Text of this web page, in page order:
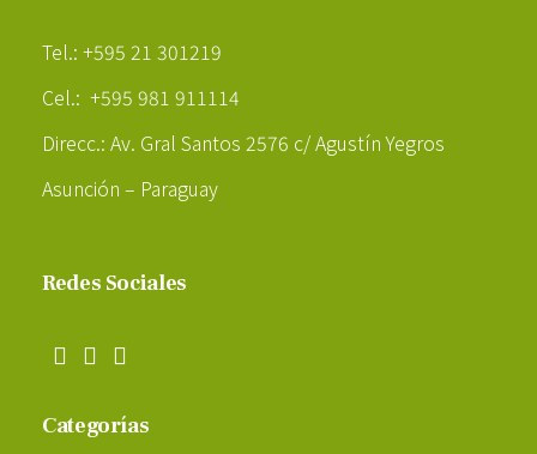
Tel.: +595 21 301219
Cel.: +595 981 911114
Direcc.: Av. Gral Santos 2576 c/ Agustín Yegros
Asunción – Paraguay
Redes Sociales
Categorías